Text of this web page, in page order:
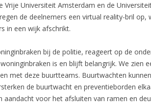
Universiteit Amsterdam en de
de deelnemers een virtual reality-bril op,
in een wijk afschrikt.
bij de politie, reageert op de
is en blijft belangrijk. We zien
met deze buurtteams. Buurtwachten
de buurtwacht en preventieborden
voor het afsluiten van ramen en